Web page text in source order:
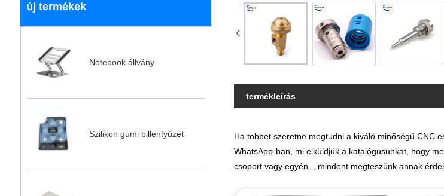
új termékek
Notebook állvány
Szilikon gumi billentyűzet
termékleírás
Ha többet szeretne megtudni a kiváló minőségű CNC
WhatsApp-ban, mi elküldjük a katalógusunkat, hogy
csoport vagy egyén. , mindent megteszünk annak